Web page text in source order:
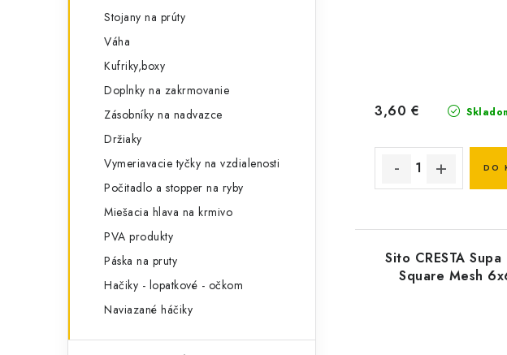
Stojany na prúty
Váha
Kufriky,boxy
Doplnky na zakrmovanie
Zásobníky na nadvazce
Držiaky
Vymeriavacie tyčky na vzdialenosti
Počitadlo a stopper na ryby
Miešacia hlava na krmivo
PVA produkty
Páska na pruty
Hačiky - lopatkové - očkom
Naviazané háčiky
3,60 €
DO
Sito CRESTA
Square Mesh